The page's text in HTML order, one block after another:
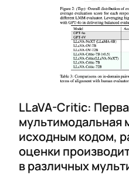
LLaVA-Critic:
мультимодальная
исходным кодом,
оценки
в различных